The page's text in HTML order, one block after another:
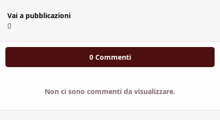
Vai a pubblicazioni
0 Commenti
Non ci sono commenti da visualizzare.